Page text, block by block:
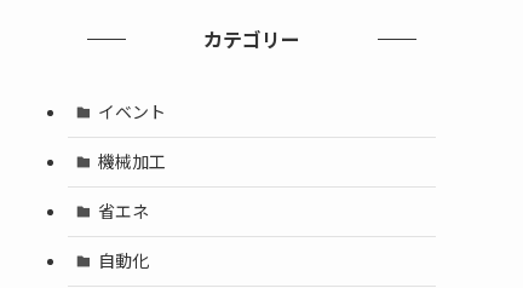
カテゴリー
イベント
機械加工
省エネ
自動化